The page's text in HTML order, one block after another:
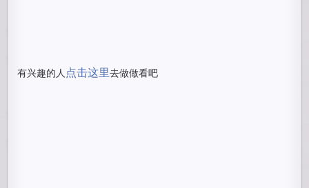
有兴趣的人 点击这里去做做看吧